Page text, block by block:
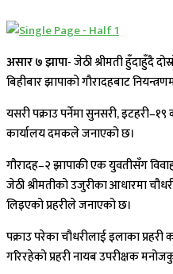
असार ७ झापा-जेठी श्रीमती हुँदाहुँदै
बिहीबार झापाको गौरादहबाट
यसरी पक्राउ पर्नेमा सुनसरी,
कार्यालय दमकले जनाएको छ।
गौरादह–२ झापाकी एक युवतीसँग
जेठी श्रीमतीको उजुरीका आधारमा
लिइएको प्रहरीले जनाएको छ।
पक्राउ परेका चौधरीलाई इलाका
गरिरहेको प्रहरी नायब उपरीक्षक